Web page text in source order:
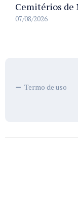
07/08/2026
Termo de uso